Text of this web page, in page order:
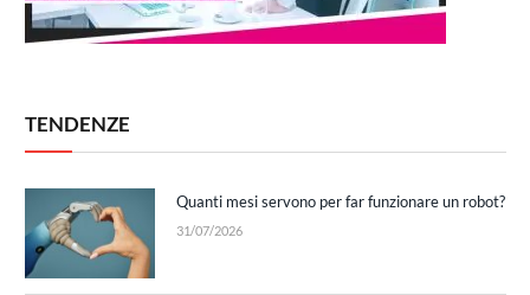
TENDENZE
Quanti mesi servono per far funzionare un robot?
31/07/2026